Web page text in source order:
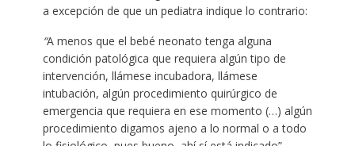
a excepción de que un pediatra indique lo contrario:
“A menos que el bebé neonato tenga alguna
condición patológica que requiera algún tipo de
intervención, llámese incubadora, llámese
intubación, algún procedimiento quirúrgico de
emergencia que requiera en ese momento (…) algún
procedimiento digamos ajeno a lo normal o a todo